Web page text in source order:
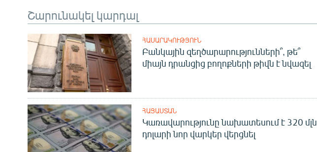
Շարունակել կարդալ
ՀԱՍԱՐԱԿՈՒԹՅՈՒՆ
Բանկային զեղծարարությունների՞, թե՞
միայն դրանցից բողոքների թիվն է նվազել
ՀԱՅԱՍՏԱՆ
Կառավարությունը նախատեսում է 320 մլն
դոլարի նոր վարկեր վերցնել